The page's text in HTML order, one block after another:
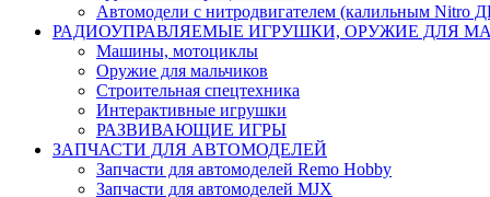
Автомодели с нитродвигателем (калильным Nitro
РАДИОУПРАВЛЯЕМЫЕ ИГРУШКИ, ОРУЖИЕ ДЛЯ
Машины, мотоциклы
Оружие для мальчиков
Строительная спецтехника
Интерактивные игрушки
РАЗВИВАЮЩИЕ ИГРЫ
ЗАПЧАСТИ ДЛЯ АВТОМОДЕЛЕЙ
Запчасти для автомоделей Remo Hobby
Запчасти для автомоделей MJX